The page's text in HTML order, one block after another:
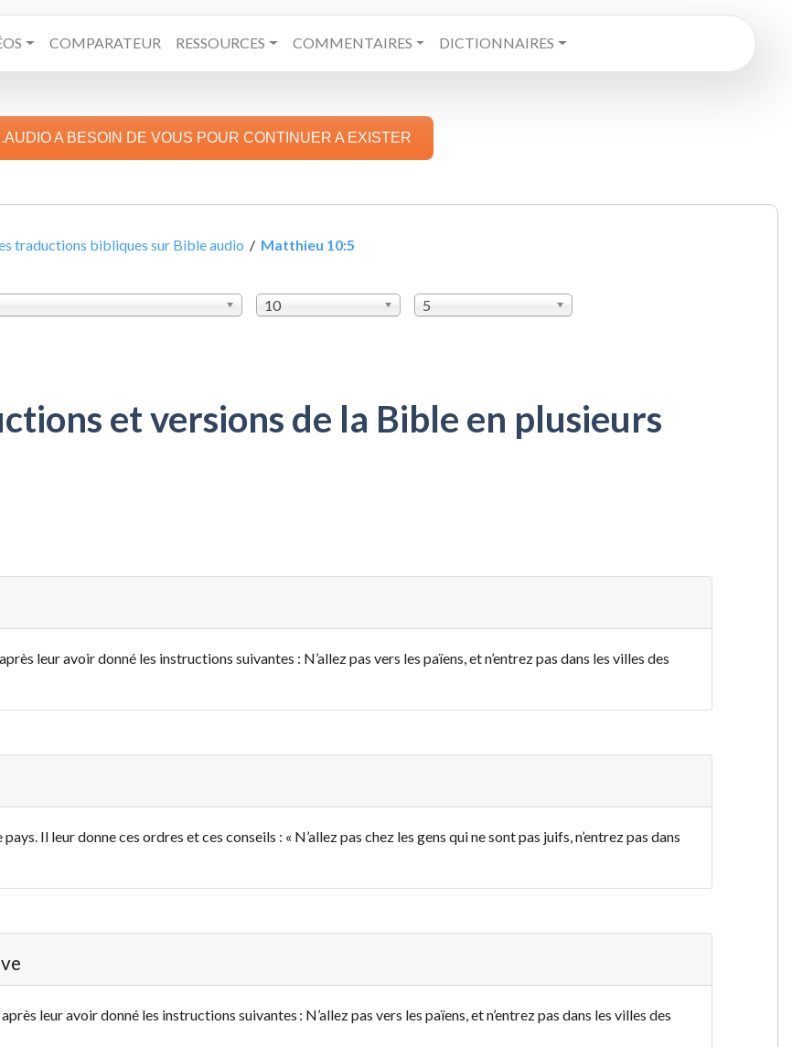
COMPARATEUR RESSOURCES COMMENTAIRES DICTIONNAIRES
A BESOIN DE VOUS POUR CONTINUER A EXISTER
traductions bibliques sur Bible audio / Matthieu 10:5
10 5
et versions de la Bible en plusieurs
leur avoir donné les instructions suivantes : N’allez pas vers les païens, et n’entrez pas dans les villes des
Il leur donne ces ordres et ces conseils : « N’allez pas chez les gens qui ne sont pas juifs, n’entrez pas dans
leur avoir donné les instructions suivantes : N’allez pas vers les païens, et n’entrez pas dans les villes des